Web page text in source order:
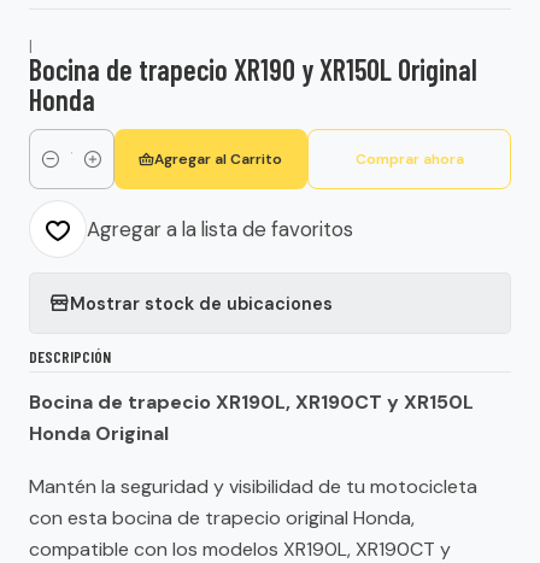
|
Bocina de trapecio XR190 y XR150L Original
Honda
Cantidad
Agregar al Carrito Comprar ahora
Agregar a la lista de favoritos
Mostrar stock de ubicaciones
DESCRIPCIÓN
Bocina de trapecio XR190L, XR190CT y XR150L
Honda Original
Mantén la seguridad y visibilidad de tu motocicleta
con esta bocina de trapecio original Honda,
compatible con los modelos XR190L, XR190CT y